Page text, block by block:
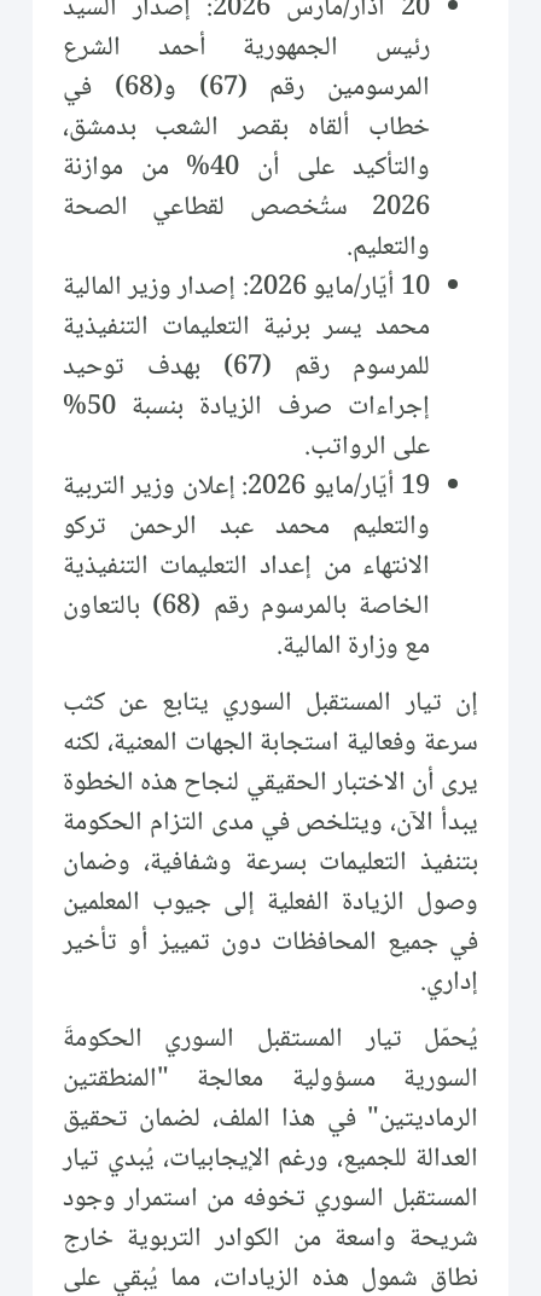
رئيس الجمهورية أحمد الشرع
المرسومين رقم (67) و(68) في
خطاب ألقاه بقصر الشعب بدمشق،
والتأكيد على أن 40% من موازنة
2026 ستُخصص لقطاعي الصحة
والتعليم.
10 أيّار/مايو 2026: إصدار وزير المالية
محمد يسر برنية التعليمات التنفيذية
للمرسوم رقم (67) بهدف توحيد
إجراءات صرف الزيادة بنسبة 50%
على الرواتب.
19 أيّار/مايو 2026: إعلان وزير التربية
والتعليم محمد عبد الرحمن تركو
الانتهاء من إعداد التعليمات التنفيذية
الخاصة بالمرسوم رقم (68) بالتعاون
مع وزارة المالية.
إن تيار المستقبل السوري يتابع عن كثب
سرعة وفعالية استجابة الجهات المعنية، لكنه
يرى أن الاختبار الحقيقي لنجاح هذه الخطوة
يبدأ الآن، ويتلخص في مدى التزام الحكومة
بتنفيذ التعليمات بسرعة وشفافية، وضمان
وصول الزيادة الفعلية إلى جيوب المعلمين
في جميع المحافظات دون تمييز أو تأخير
إداري.
يُحمّل تيار المستقبل السوري الحكومةَ
السورية مسؤولية معالجة "المنطقتين
الرماديتين" في هذا الملف، لضمان تحقيق
العدالة للجميع، ورغم الإيجابيات، يُبدي تيار
المستقبل السوري تخوفه من استمرار وجود
شريحة واسعة من الكوادر التربوية خارج
نطاق شمول هذه الزيادات، مما يُبقي على